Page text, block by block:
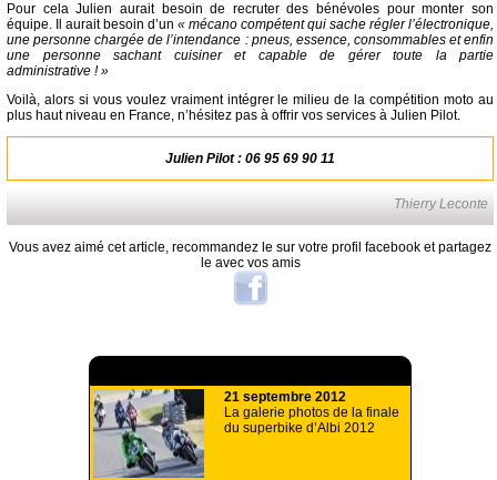
Pour cela Julien aurait besoin de recruter des bénévoles pour monter son
équipe. Il aurait besoin d’un« mécano compétent qui sache régler l’électronique,
une personne chargée de l’intendance : pneus, essence, consommables et enfin
une personne sachant cuisiner et capable de gérer toute la partie
administrative ! »
Voilà, alors si vous voulez vraiment intégrer le milieu de la compétition moto au
plus haut niveau en France, n’hésitez pas à offrir vos services à Julien Pilot.
Julien Pilot : 06 95 69 90 11
Thierry Leconte
Vous avez aimé cet article, recommandez le sur votre profil facebook et partagez
le avec vos amis
21 septembre 2012
La galerie photos de la finale
du superbike d’Albi 2012